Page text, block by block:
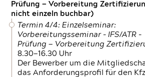
Prüfung — Vorbereitung
nicht einzeln buchbar)
Termin 4/4: Einzelseminar:
Vorbereitungsseminar - IFS/ATR -
Prüfung — Vorbereitung
8.30—16.30 Uhr
Der Bewerber um die
das Anforderungsprofil für den